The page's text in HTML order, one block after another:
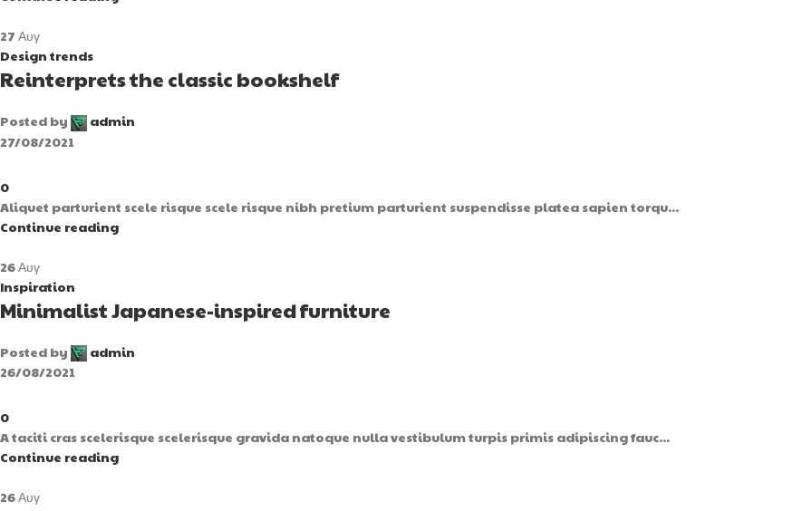
27 Αυγ
Design trends
Reinterprets the classic bookshelf
Posted by
admin
27/08/2021
0
Aliquet parturient scele risque scele risque nibh pretium parturient suspendisse platea sapien torqu...
Continue reading
26Αυγ
Inspiration
Minimalist Japanese-inspired furniture
Posted by
admin
26/08/2021
0
A taciti cras scelerisque scelerisque gravida natoque nulla vestibulum turpis primis adipiscing fauc...
Continue reading
26Αυγ